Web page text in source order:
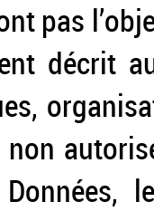
pas
décrit